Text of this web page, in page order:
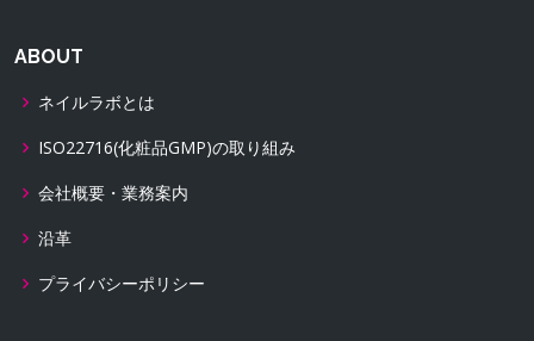
ABOUT
ネイルラボとは
ISO22716(化粧品GMP)の取り組み
会社概要・業務案内
沿革
プライバシーポリシー